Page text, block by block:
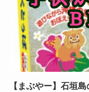
【まぶやー】石垣